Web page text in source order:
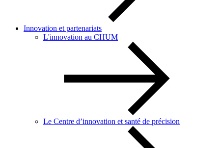
Innovation et partenariats
L'innovation au CHUM
Le Centre d’innovation et santé de précision